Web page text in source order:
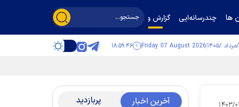
ها چندرسانه‌ایی گزارش و گفت‌وگو
Friday 07 August 2026 ۱۸:۵۹:۴۷
۰۱/۱۲ آخرین اخبار پربازدید